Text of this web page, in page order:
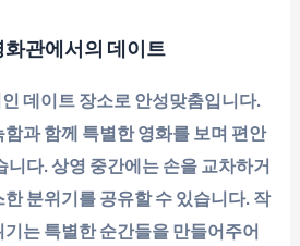
화관에서의 데이트
데이트 장소로 안성맞춤입니다.
과 함께 특별한 영화를 보며 편안
니다. 상영 중간에는 손을 교차하거
분위기를 공유할 수 있습니다. 작
는 특별한 순간들을 만들어주어